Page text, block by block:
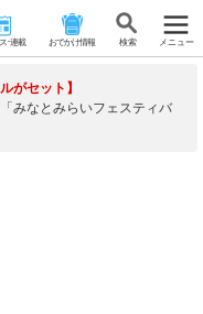
･連載 おでかけ情報 検 索 メニュー
がセット】
みなとみらいフェスティバ